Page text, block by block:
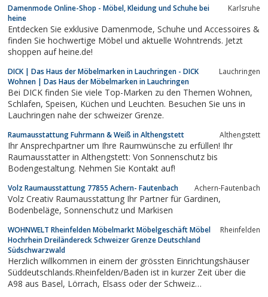
Damenmode Online-Shop - Möbel, Kleidung und Schuhe bei
heine
Karlsruhe
Entdecken Sie exklusive Damenmode, Schuhe und Accessoires &
finden Sie hochwertige Möbel und aktuelle Wohntrends. Jetzt
shoppen auf heine.de!
DICK | Das Haus der Möbelmarken in Lauchringen - DICK
Wohnen | Das Haus der Möbelmarken in Lauchringen
Lauchringen
Bei DICK finden Sie viele Top-Marken zu den Themen Wohnen,
Schlafen, Speisen, Küchen und Leuchten. Besuchen Sie uns in
Lauchringen nahe der schweizer Grenze.
Raumausstattung Fuhrmann & Weiß in Althengstett Althengstett
Ihr Ansprechpartner um Ihre Raumwünsche zu erfüllen! Ihr
Raumausstatter in Althengstett: Von Sonnenschutz bis
Bodengestaltung. Nehmen Sie Kontakt auf!
Volz Raumausstattung 77855 Achern- Fautenbach Achern-Fautenbach
Volz Creativ Raumausstattung Ihr Partner für Gardinen,
Bodenbeläge, Sonnenschutz und Markisen
WOHNWELT Rheinfelden Möbelmarkt Möbelgeschäft Möbel
Hochrhein Dreiländereck Schweizer Grenze Deutschland
Südschwarzwald
Rheinfelden
Herzlich willkommen in einem der grössten Einrichtungshäuser
Süddeutschlands.Rheinfelden/Baden ist in kurzer Zeit über die
A98 aus Basel, Lörrach, Elsass oder der Schweiz